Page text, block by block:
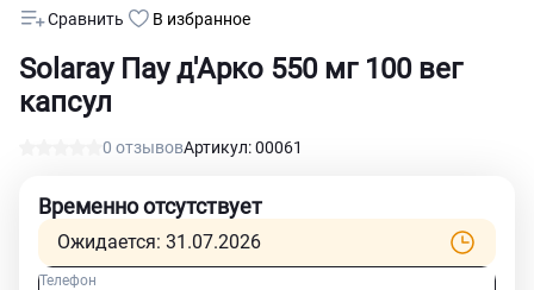
Solaray Пау д'Арко 550 мг 100 вег
капсул
0 отзывовАртикул: 00061
Сравнить В избранное
Временно отсутствует
Ожидается: 31.07.2026
Телефон